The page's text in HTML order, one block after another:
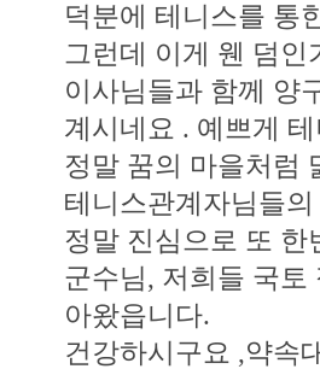
덕분에 테니스를 통
그런데 이게 웬 덤인
이사님들과 함께 양
계시네요 . 예쁘게
정말 꿈의 마을처럼
테니스관계자님들
정말 진심으로 또 한
군수님, 저희들 국토
아왔읍니다.
건강하시구요 ,약속